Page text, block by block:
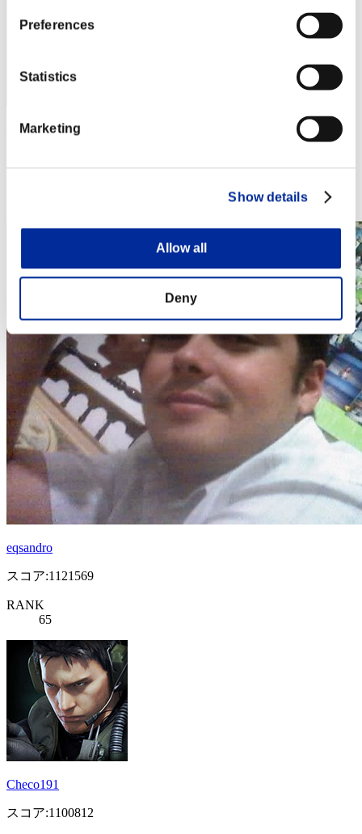
Preferences
Statistics
Marketing
Show details
Allow all
Deny
Markie6464
eqsandro
スコア:1121569
RANK
65
Checo191
スコア:1100812